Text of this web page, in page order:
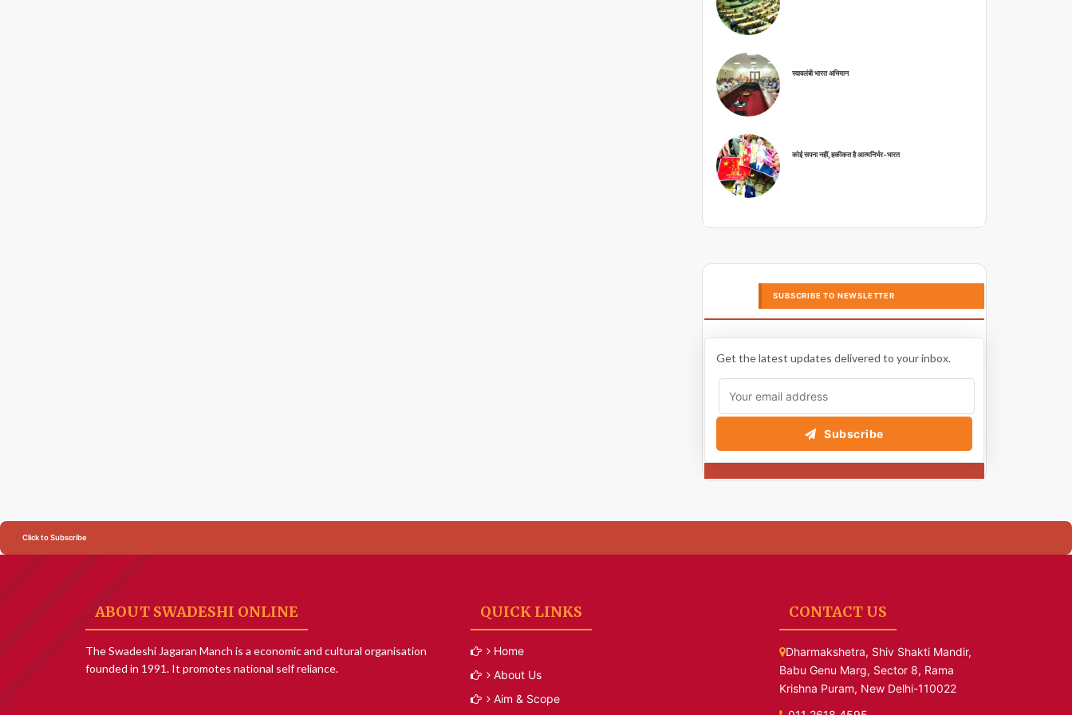
स्वावलंबी भारत अभियान
कोई सपना नहीं, हकीकत है आत्मनिर्भर-भारत
SUBSCRIBE TO NEWSLETTER
Get the latest updates delivered to your inbox.
Subscribe
Click to Subscribe
ABOUT SWADESHI ONLINE
The Swadeshi Jagaran Manch is a economic and cultural organisation
founded in 1991. It promotes national self reliance.
QUICK LINKS
Home
About Us
Aim & Scope
CONTACT US
Dharmakshetra, Shiv Shakti Mandir,
Babu Genu Marg, Sector 8, Rama
Krishna Puram, New Delhi-110022